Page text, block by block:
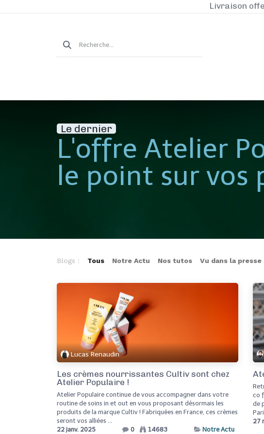
Livraison
Le dernier
L'offre Atelier
le point sur vos
Blogs : Tous Notre Actu Nos tutos Vu dans la presse
Lucas Renaudin
Les crèmes nourrissantes Cultiv sont chez
Atelier Populaire !
Atelier Populaire continue de vous accompagner dans votre
routine de soins in et out en vous proposant désormais les
produits de la marque Cultiv ! Fabriquées en France, ces crèmes
seront vos alliées ...
22 janv. 2025
0 14683 Notre Actu
co
de
27